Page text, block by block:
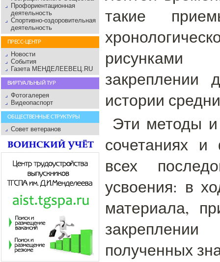
Профориентационная
деятельность
Спортивно-оздоровительная
деятельность
ПРЕСС-ЦЕНТР
Новости
События
Газета МЕНДЕЛЕЕВЕЦ.RU
ВИРТУАЛЬНЫЙ ТУР
Фотогалерея
Видеопаспорт
ОБЩЕСТВЕННЫЕ СТРУКТУРЫ
Совет ветеранов
такие
закреплении
истории
Эти методы
сочетаниях
всех
усвоения: в
материала,
полученных